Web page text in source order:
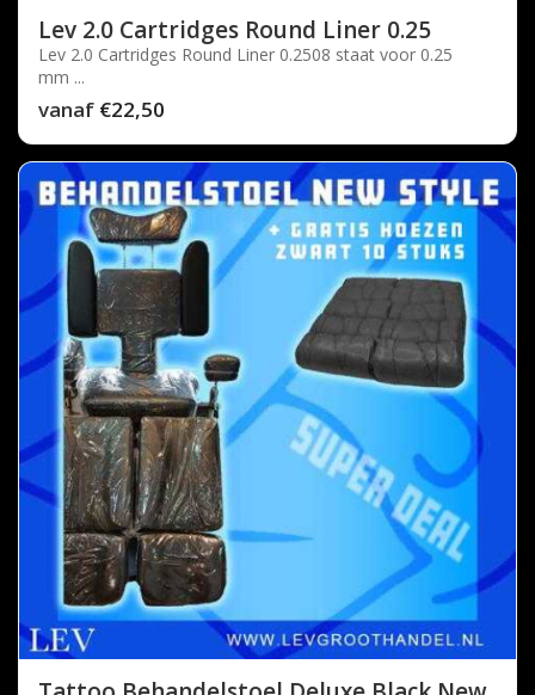
Lev 2.0 Cartridges Round Liner 0.25
Lev 2.0 Cartridges Round Liner 0.2508 staat voor 0.25
mm ...
vanaf €22,50